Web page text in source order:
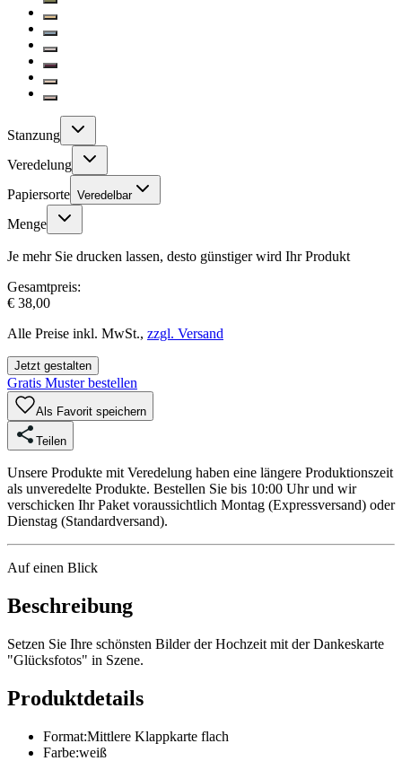
Stanzung
Veredelung
Papiersorte Veredelbar
Menge
Je mehr Sie drucken lassen, desto günstiger wird Ihr Produkt
Gesamtpreis:
€ 38,00
Alle Preise inkl. MwSt., zzgl. Versand
Jetzt gestalten
Gratis Muster bestellen
Als Favorit speichern
Teilen
Unsere Produkte mit Veredelung haben eine längere Produktionszeit
als unveredelte Produkte. Bestellen Sie bis 10:00 Uhr und wir
verschicken Ihr Paket voraussichtlich Montag (Expressversand) oder
Dienstag (Standardversand).
Auf einen Blick
Beschreibung
Setzen Sie Ihre schönsten Bilder der Hochzeit mit der Dankeskarte
"Glücksfotos" in Szene.
Produktdetails
Format:Mittlere Klappkarte flach
Farbe:weiß